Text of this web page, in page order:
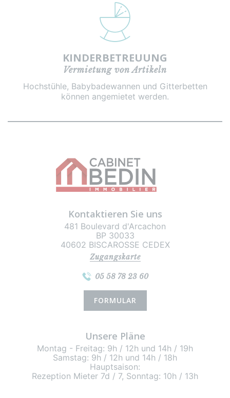
KINDERBETREUUNG
Vermietung von Artikeln
Hochstühle, Babybadewannen und Gitterbetten
können angemietet werden.
Kontaktieren Sie uns
481 Boulevard d'Arcachon
BP 30033
40602 BISCAROSSE CEDEX
Zugangskarte
05 58 78 23 60
FORMULAR
Unsere Pläne
Montag - Freitag: 9h / 12h und 14h / 19h
Samstag: 9h / 12h und 14h / 18h
Hauptsaison:
Rezeption Mieter 7d / 7, Sonntag: 10h / 13h